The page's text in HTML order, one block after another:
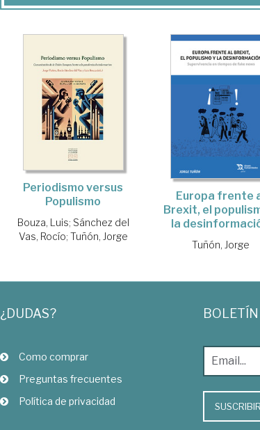
Periodismo versus
Populismo
Bouza, Luis; Sánchez del
Vas, Rocío; Tuñón, Jorge
Europa frente
Brexit, el
la
Tuñón, Jorge
¿DUDAS?
Como comprar
Preguntas frecuentes
Política de privacidad